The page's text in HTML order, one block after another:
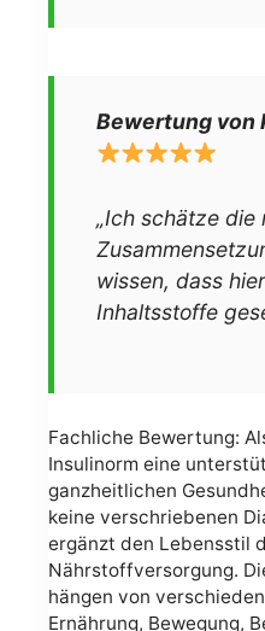
Bewertung von
„Ich schätze die
wissen, dass
Inhaltsstoffe
Fachliche Bewertung:
Insulinorm eine
ganzheitlichen
keine verschriebenen
ergänzt den Lebensstil
Nährstoffversorgung.
hängen von
Ernährung, Bewegung,